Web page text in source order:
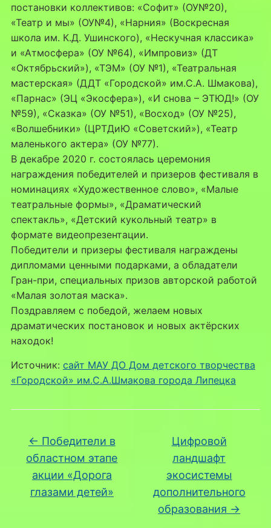
постановки коллективов: «Софит» (ОУ№20),
«Театр и мы» (ОУ№4), «Нарния» (Воскресная
школа им. К.Д. Ушинского), «Нескучная классика»
и «Атмосфера» (ОУ №64), «Импровиз» (ДТ
«Октябрьский»), «ТЭМ» (ОУ №1), «Театральная
мастерская» (ДДТ «Городской» им.С.А. Шмакова),
«Парнас» (ЭЦ «Экосфера»), «И снова – ЭТЮД!» (ОУ
№59), «Сказка» (ОУ №51), «Восход» (ОУ №25),
«Волшебники» (ЦРТДиЮ «Советский»), «Театр
маленького актера» (ОУ №77).
В декабре 2020 г. состоялась церемония
награждения победителей и призеров фестиваля в
номинациях «Художественное слово», «Малые
театральные формы», «Драматический
спектакль», «Детский кукольный театр» в
формате видеопрезентации.
Победители и призеры фестиваля награждены
дипломами ценными подарками, а обладатели
Гран-при, специальных призов авторской работой
«Малая золотая маска».
Поздравляем с победой, желаем новых
драматических постановок и новых актёрских
находок!
Источник: сайт МАУ ДО Дом детского творчества
«Городской» им.С.А.Шмакова города Липецка
← Победители в
областном этапе
акции «Дорога
глазами детей»
Цифровой
ландшафт
экосистемы
дополнительного
образования →